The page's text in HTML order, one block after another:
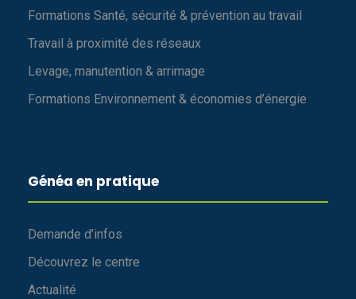
Formations Santé, sécurité & prévention au travail
Travail à proximité des réseaux
Levage, manutention & arrimage
Formations Environnement & économies d’énergie
Généa en pratique
Demande d’infos
Découvrez le centre
Actualité